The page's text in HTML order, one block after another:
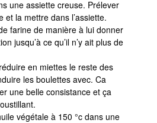
une assiette creuse. Prélever
et la mettre dans l’assiette.
farine de manière à lui donner
jusqu’à ce qu’il n’y ait plus de
en miettes le reste des
les boulettes avec. Ca
une belle consistance et ça
végétale à 150 °c dans une